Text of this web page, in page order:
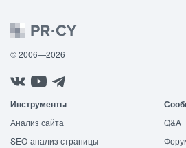
© 2006—2026
Инструменты
Анализ сайта
SEO-анализ страницы
Q&A